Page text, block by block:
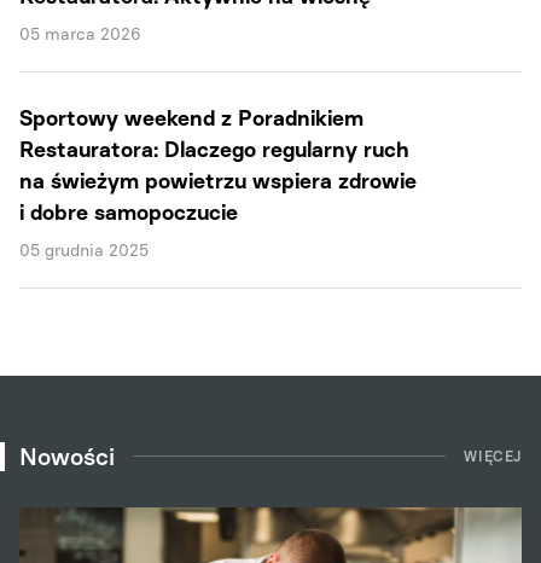
05 marca 2026
Sportowy weekend z Poradnikiem
Restauratora: Dlaczego regularny ruch
na świeżym powietrzu wspiera zdrowie
i dobre samopoczucie
05 grudnia 2025
Nowości WIĘCEJ